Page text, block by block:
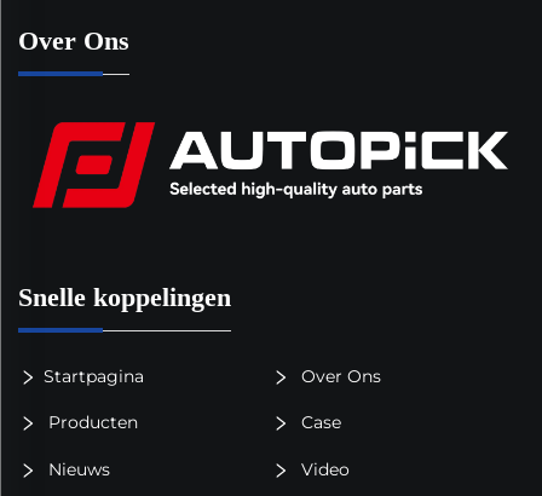
Over Ons
Snelle koppelingen
Startpagina Over Ons
Producten Case
Nieuws Video